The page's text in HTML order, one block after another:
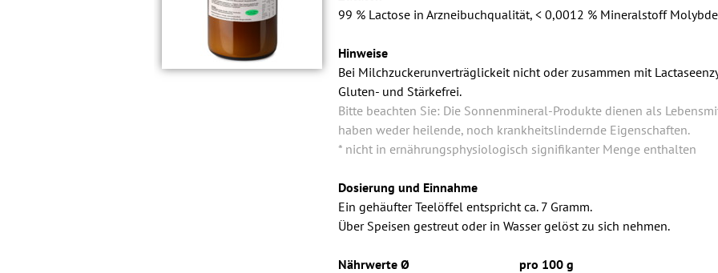
99 % Lactose in Arzneibuchqualität, < 0,0012 % Mineralstoff
Hinweise
Bei Milchzuckerunverträglickeit nicht oder zusammen mit
Gluten- und Stärkefrei.
Bitte beachten Sie: Die Sonnenmineral-Produkte dienen als
haben weder heilende, noch krankheitslindernde Eigenschaften.
* nicht in ernährungsphysiologisch signifikanter Menge enthalten
Dosierung und Einnahme
Ein gehäufter Teelöffel entspricht ca. 7 Gramm.
Über Speisen gestreut oder in Wasser gelöst zu sich nehmen.
Nährwerte Ø
pro 100 g